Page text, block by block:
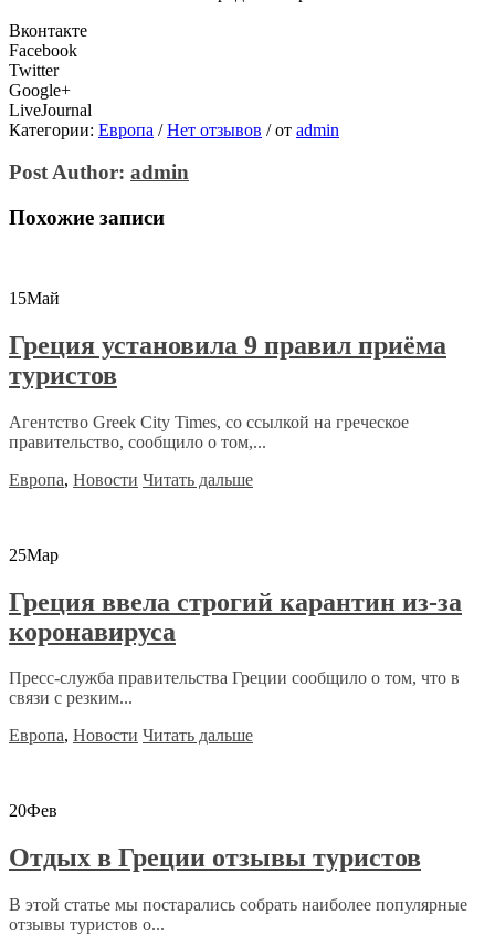
Вконтакте
Facebook
Twitter
Google+
LiveJournal
Категории: Европа / Нет отзывов /от admin
Post Author: admin
Похожие записи
15Май
Греция установила 9 правил приёма
туристов
Агентство Greek City Times, со ссылкой на греческое
правительство, сообщило о том,...
Европа, Новости Читать дальше
25Мар
Греция ввела строгий карантин из-за
коронавируса
Пресс-служба правительства Греции сообщило о том, что в
связи с резким...
Европа, Новости Читать дальше
20Фев
Отдых в Греции отзывы туристов
В этой статье мы постарались собрать наиболее популярные
отзывы туристов о...